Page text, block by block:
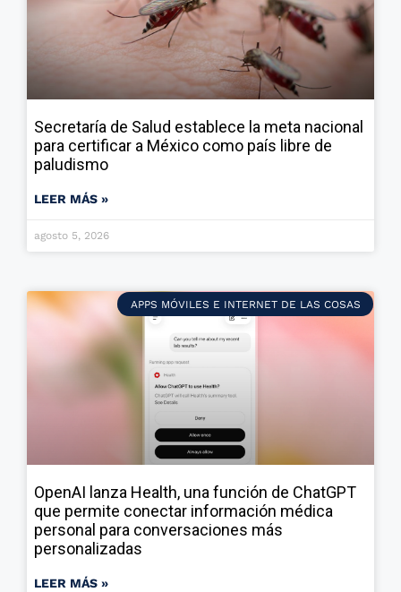
Secretaría de Salud establece la meta nacional
para certificar a México como país libre de
paludismo
LEER MÁS »
agosto 5, 2026
APPS MÓVILES E INTERNET DE LAS COSAS
OpenAI lanza Health, una función de ChatGPT
que permite conectar información médica
personal para conversaciones más
personalizadas
LEER MÁS »